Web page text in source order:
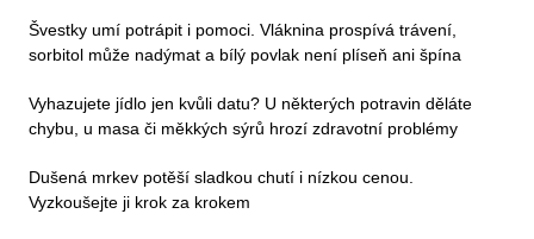
Švestky umí potrápit i pomoci. Vláknina prospívá trávení,
sorbitol může nadýmat a bílý povlak není plíseň ani špína
Vyhazujete jídlo jen kvůli datu? U některých potravin děláte
chybu, u masa či měkkých sýrů hrozí zdravotní problémy
Dušená mrkev potěší sladkou chutí i nízkou cenou.
Vyzkoušejte ji krok za krokem